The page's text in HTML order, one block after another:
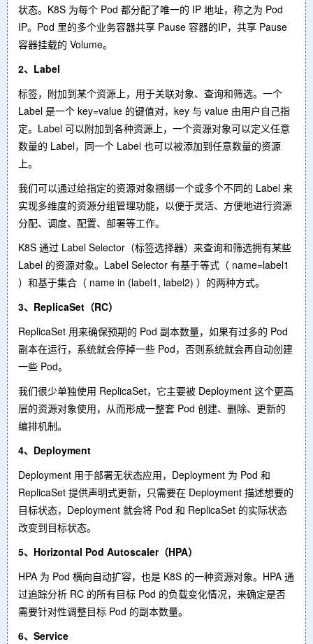
状态。K8S 为每个 Pod 都分配了唯一的 IP 地址，称之为 Pod
IP。Pod 里的多个业务容器共享 Pause 容器的IP，共享 Pause
容器挂载的 Volume。
2、Label
标签，附加到某个资源上，用于关联对象、查询和筛选。一个
Label 是一个 key=value 的键值对，key 与 value 由用户自己指
定。Label 可以附加到各种资源上，一个资源对象可以定义任意
数量的 Label，同一个 Label 也可以被添加到任意数量的资源
上。
我们可以通过给指定的资源对象捆绑一个或多个不同的 Label 来
实现多维度的资源分组管理功能，以便于灵活、方便地进行资源
分配、调度、配置、部署等工作。
K8S 通过 Label Selector（标签选择器）来查询和筛选拥有某些
Label 的资源对象。Label Selector 有基于等式（ name=label1
）和基于集合（ name in (label1, label2) ）的两种方式。
3、ReplicaSet（RC）
ReplicaSet 用来确保预期的 Pod 副本数量，如果有过多的 Pod
副本在运行，系统就会停掉一些 Pod，否则系统就会再自动创建
一些 Pod。
我们很少单独使用 ReplicaSet，它主要被 Deployment 这个更高
层的资源对象使用，从而形成一整套 Pod 创建、删除、更新的
编排机制。
4、Deployment
Deployment 用于部署无状态应用，Deployment 为 Pod 和
ReplicaSet 提供声明式更新，只需要在 Deployment 描述想要的
目标状态，Deployment 就会将 Pod 和 ReplicaSet 的实际状态
改变到目标状态。
5、Horizontal Pod Autoscaler（HPA）
HPA 为 Pod 横向自动扩容，也是 K8S 的一种资源对象。HPA 通
过追踪分析 RC 的所有目标 Pod 的负载变化情况，来确定是否
需要针对性调整目标 Pod 的副本数量。
6、Service